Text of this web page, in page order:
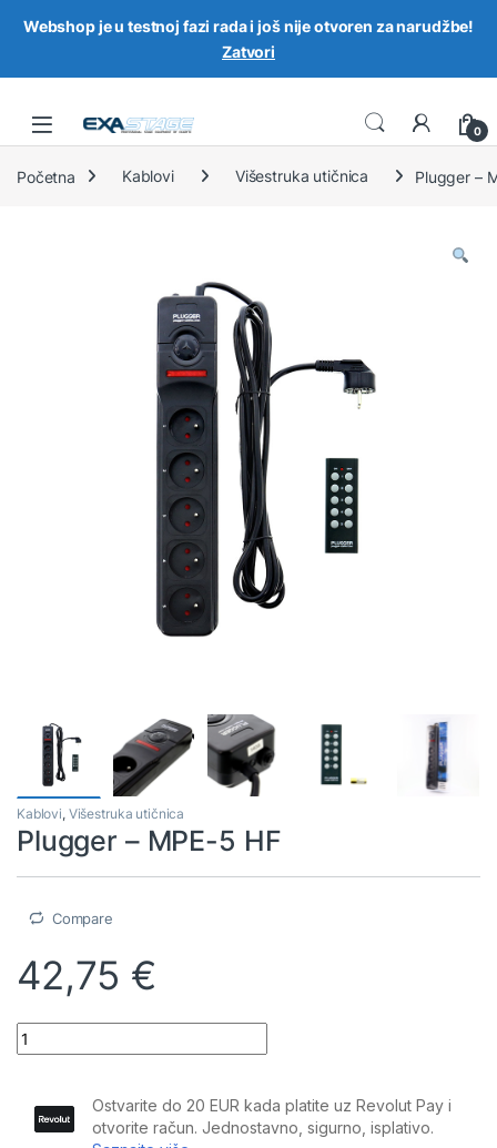
Skip to navigation
Skip to content
0
Početna Kablovi Višestruka utičnica Plugger –
Kablovi, Višestruka utičnica
Plugger – MPE-5 HF
Compare
42,75 €
Plugger - MPE-5 HF quantity
Webshop je u testnoj fazi rada i još nije otvoren za narudžbe!
Zatvori